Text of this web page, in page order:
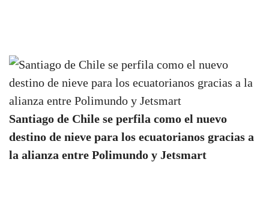
Santiago de Chile se perfila como el nuevo
destino de nieve para los ecuatorianos gracias a
la alianza entre Polimundo y Jetsmart